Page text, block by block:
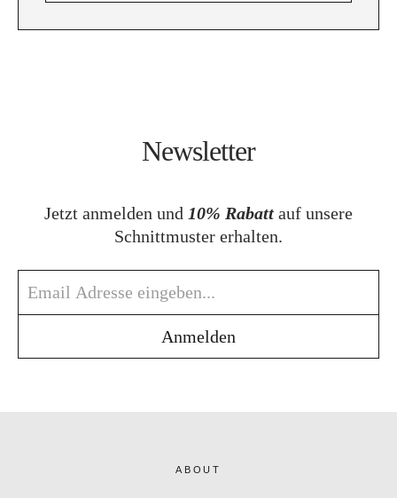
Newsletter
Jetzt anmelden und 10% Rabatt auf unsere
Schnittmuster erhalten.
ABOUT